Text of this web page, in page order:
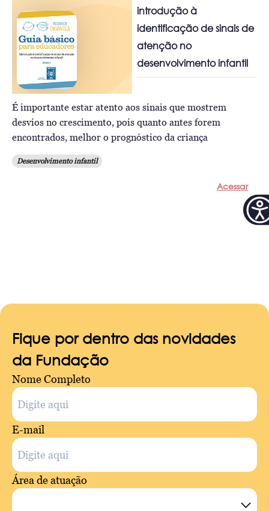
introdução à
identificação de sinais de
atenção no
desenvolvimento infantil
É importante estar atento aos sinais que mostrem
desvios no crescimento, pois quanto antes forem
encontrados, melhor o prognóstico da criança
Desenvolvimento infantil
Acessar
Fique por dentro das novidades
da Fundação
Nome Completo
E-mail
Área de atuação